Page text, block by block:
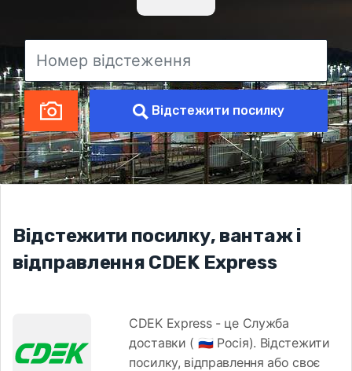
Відстежити посилку
Відстежити посилку, вантаж і
відправлення CDEK Express
CDEK Express - це Служба
доставки ( 🇷🇺 Росія). Відстежити
посилку, відправлення або своє